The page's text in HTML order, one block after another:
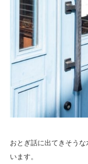
おとぎ話に出てきそう
います。